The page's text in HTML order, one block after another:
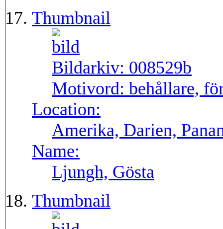
Thumbnail
Bildarkiv: 008529b
Motivord: behållare,
Location:
Amerika, Darien,
Name:
Ljungh, Gösta
Thumbnail